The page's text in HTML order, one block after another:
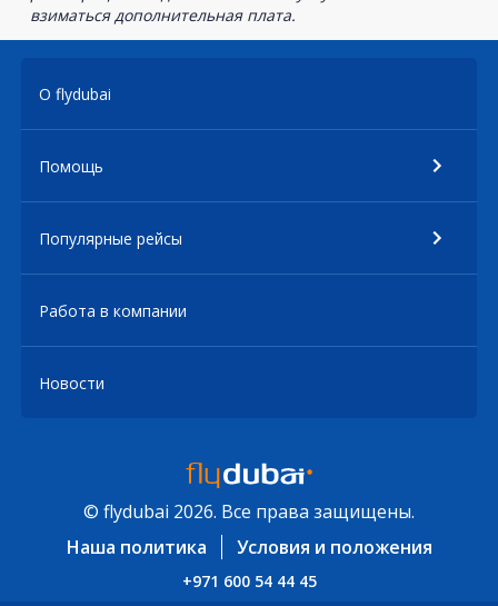
взиматься дополнительная плата.
О flydubai
Помощь
Популярные рейсы
Работа в компании
Новости
© flydubai 2026. Все права защищены.
Наша политика
Условия и положения
+971 600 54 44 45